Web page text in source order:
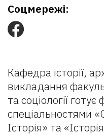
Кафедра історії,
викладання
та соціології готує
спеціальностями
Історія» та
Соцмережі: